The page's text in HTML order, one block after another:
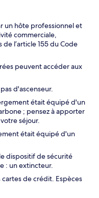
un hôte professionnel et
commerciale,
l’article 155 du Code
peuvent accéder aux
d'ascenseur.
était équipé d'un
; pensez à apporter
séjour.
était équipé d'un
dispositif de sécurité
: un extincteur.
de crédit. Espèces